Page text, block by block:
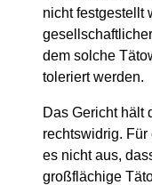
nicht festgestellt
dem solche
toleriert werden.
Das Gericht hält
rechtswidrig.
es nicht aus,
großflächige